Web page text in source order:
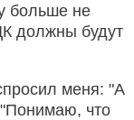
больше не
должны будут
меня: "А
что